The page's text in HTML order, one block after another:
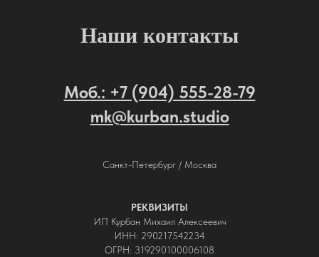
Наши контакты
Моб.: +7 (904) 555-28-79
mk@kurban.studio
Санкт-Петербург / Москва
РЕКВИЗИТЫ
ИП Курбан Михаил Алексеевич
ИНН: 290217542234
ОГРН: 319290100006108